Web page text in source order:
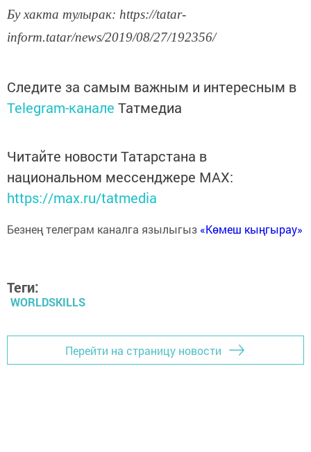
Бу хакта тулырак: https://tatar-
inform.tatar/news/2019/08/27/192356/
Следите за самым важным и интересным в
Telegram-канале Татмедиа
Читайте новости Татарстана в
национальном мессенджере MАХ:
https://max.ru/tatmedia
Безнең телеграм каналга язылыгыз «Көмеш кыңгырау»
Теги:
WORLDSKILLS
Перейти на страницу новости